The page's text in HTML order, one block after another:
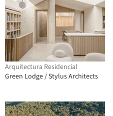
Arquitectura Residencial
Green Lodge / Stylus Architects